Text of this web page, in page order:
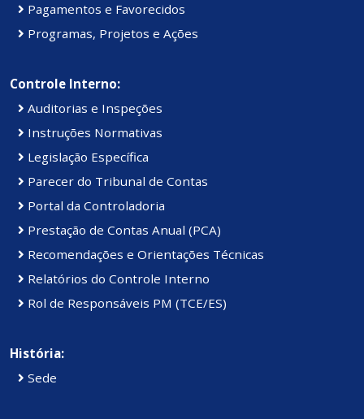
Pagamentos e Favorecidos
Programas, Projetos e Ações
Controle Interno:
Auditorias e Inspeções
Instruções Normativas
Legislação Específica
Parecer do Tribunal de Contas
Portal da Controladoria
Prestação de Contas Anual (PCA)
Recomendações e Orientações Técnicas
Relatórios do Controle Interno
Rol de Responsáveis PM (TCE/ES)
História:
Sede